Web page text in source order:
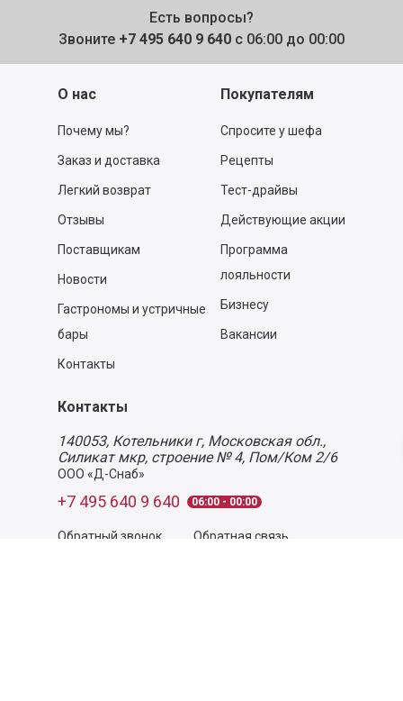
Есть вопросы?
Звоните +7 495 640 9 640 с 06:00 до 00:00
О нас
Почему мы?
Заказ и доставка
Легкий возврат
Отзывы
Поставщикам
Новости
Гастрономы и устричные
бары
Контакты
Покупателям
Спросите у шефа
Рецепты
Тест-драйвы
Действующие акции
Программа
лояльности
Бизнесу
Вакансии
Контакты
140053, Котельники г, Московская обл.,
Силикат мкр, строение № 4, Пом/Ком 2/6
ООО «Д-Снаб»
+7 495 640 9 640 06:00 - 00:00
Обратный звонок Обратная связь